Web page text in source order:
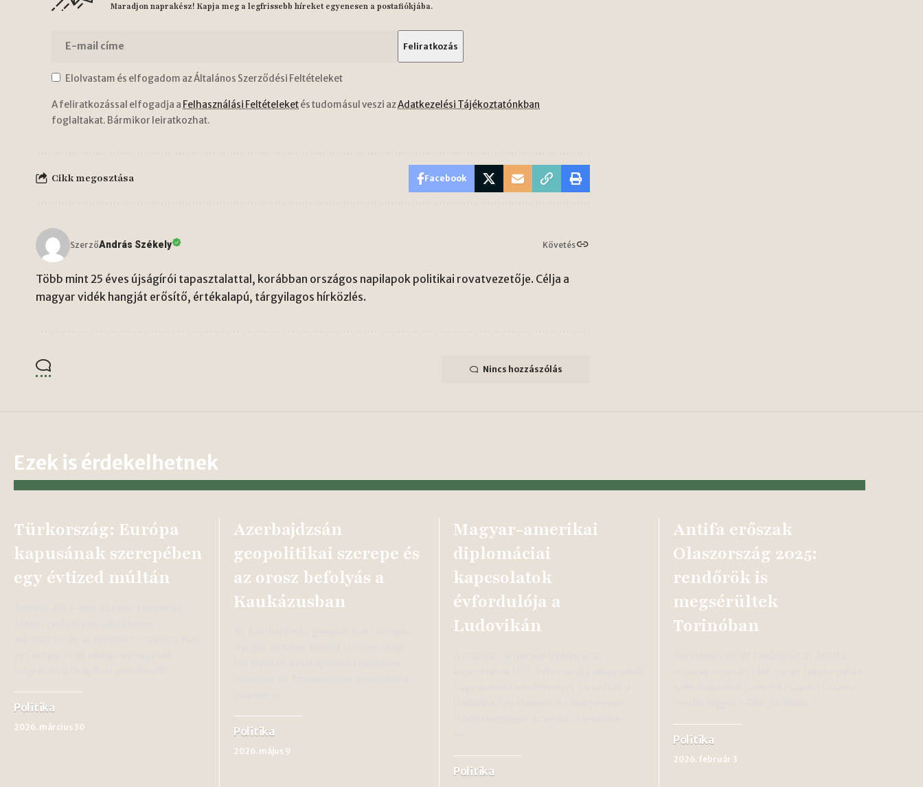
Maradjon naprakész! Kapja meg a legfrissebb híreket egyenesen a postafiókjába.
Elolvastam és elfogadom az Általános Szerződési Feltételeket
A feliratkozással elfogadja a Felhasználási Feltételeketés tudomásul veszi azAdatkezelési Tájékoztatónkban
foglaltakat. Bármikor leiratkozhat.
Cikk megosztása Facebook
SzerzőAndrás Székely Követés
Több mint 25 éves újságírói tapasztalattal, korábban országos napilapok politikai rovatvezetője. Célja a
magyar vidék hangját erősítő, értékalapú, tárgyilagos hírközlés.
Nincs hozzászólás
Ezek is érdekelhetnek
Türkország: Európa
kapusának szerepében
egy évtized múltán
Politika
2026. március 30
Azerbajdzsán
geopolitikai szerepe és
az orosz befolyás a
Kaukázusban
Politika
2026. május 9
Magyar-amerikai
diplomáciai
kapcsolatok
évfordulója a
Ludovikán
Politika
Antifa erőszak
Olaszország 2025:
rendőrök is
megsérültek
Torinóban
Politika
2026. február 3